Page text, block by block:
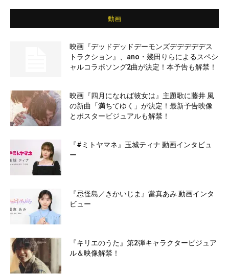
動画
映画『デッドデッドデーモンズデデデデデス
トラクション』、ano・幾田りらによるスペシ
ャルコラボソング2曲が決定！本予告も解禁！
映画『四月になれば彼女は』主題歌に藤井 風
の新曲「満ちてゆく」が決定！最新予告映像
とポスタービジュアルも解禁！
『#ミトヤマネ』玉城ティナ 動画インタビュ
ー
『忌怪島／きかいじま』當真あみ 動画インタ
ビュー
『キリエのうた』第2弾キャラクタービジュア
ル＆映像解禁！